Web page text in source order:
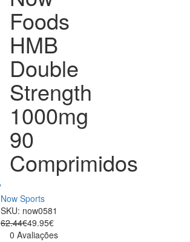
Foods
HMB
Double
Strength
1000mg
90
Comprimidos
Now Sports
SKU: now0581
62.44€49.95€
0 Avaliações